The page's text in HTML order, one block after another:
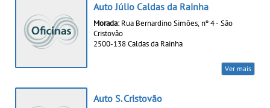
Auto Júlio Caldas da Rainha
Morada: Rua Bernardino Simões, nº 4 - São
Cristovão
2500-138 Caldas da Rainha
Ver mais
Auto S. Cristovão